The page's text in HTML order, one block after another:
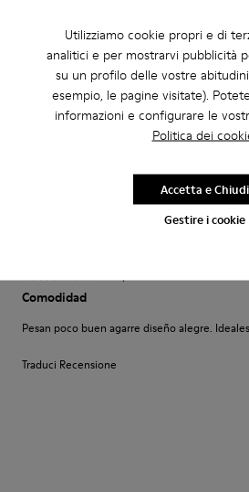
Utilizziamo cookie propri e di
analitici e per mostrarvi pubblicità
su un profilo delle vostre
esempio, le pagine visitate).
informazioni e configurare le
Politica dei
Gestire i cookie
Accetta e Chiudi
Anonymous·5 anni fa
Come camminare scalzi ma molto
Un comfort così mai provato prima. Un caldo
·
Comodidad
Pesan poco buen agarre diseño alegre.
Traduci Recensione